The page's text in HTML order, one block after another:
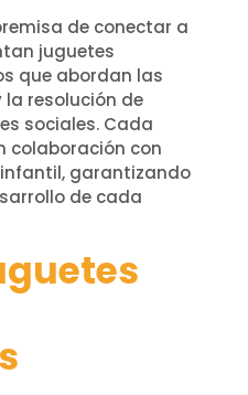
de conectar a
juguetes
que abordan las
resolución de
sociales. Cada
colaboración con
garantizando
de cada